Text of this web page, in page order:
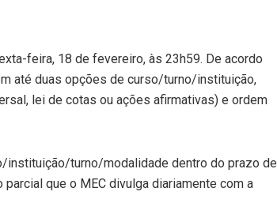
feira, 18 de fevereiro, às 23h59. De acordo
até duas opções de curso/turno/instituição,
lei de cotas ou ações afirmativas) e ordem
turno/modalidade dentro do prazo de
que o MEC divulga diariamente com a